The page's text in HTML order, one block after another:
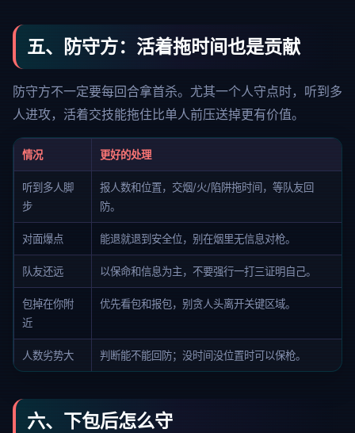
五、防守方：活着拖时间也是贡献
防守方不一定要每回合拿首杀。尤其一个人守点时，听到多
人进攻，活着交技能拖住比单人前压送掉更有价值。
情况 更好的处理
听到多人脚
步
报人数和位置，交烟/火/陷阱拖时间，等队友回
防。
对面爆点 能退就退到安全位，别在烟里无信息对枪。
队友还远 以保命和信息为主，不要强行一打三证明自己。
包掉在你附
近
优先看包和报包，别贪人头离开关键区域。
人数劣势大 判断能不能回防；没时间没位置时可以保枪。
六、下包后怎么守